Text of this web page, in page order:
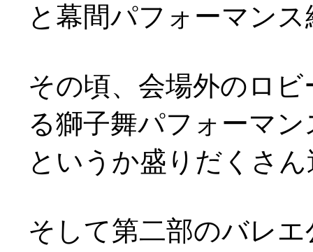
と幕間パフォーマン
その頃、会場外のロ
る獅子舞パフォーマ
というか盛りだくさ
そして第二部のバレエ